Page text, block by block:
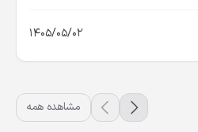
1405/05/02
مشاهده همه